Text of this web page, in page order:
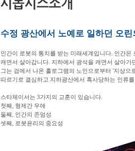
수정 광산에서 노예로 일하던 오린
인간이 로봇의 통치를 받는 미래세계입니다. 인간
캐면서 살아갑니다. 지하에서 광석을 캐면서 살아
그는 검에서 나온 홀로그램의 노인으로부터 '지상
따르기로 결심하고 지하광산에서 혹사당하는 인류
스타체이서는 3가지의 교훈이 있습니다.
첫째, 형제간 우애
둘째, 인간의 존엄성
셋째, 로봇윤리의 중요성